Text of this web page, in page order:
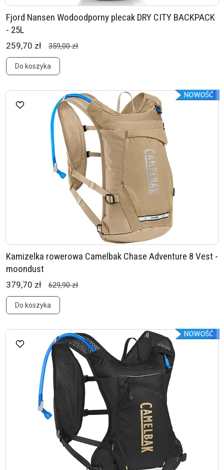
Fjord Nansen Wodoodporny plecak DRY CITY BACKPACK
- 25L
259,70 zł 359,00 zł
Do koszyka
Kamizelka rowerowa Camelbak Chase Adventure 8 Vest -
moondust
379,70 zł 629,90 zł
Do koszyka